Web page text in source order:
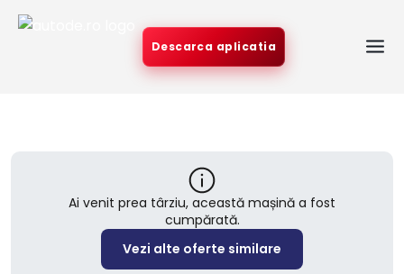
Descarca aplicatia
Ai venit prea târziu, această mașină a fost
cumpărată.
Vezi alte oferte similare